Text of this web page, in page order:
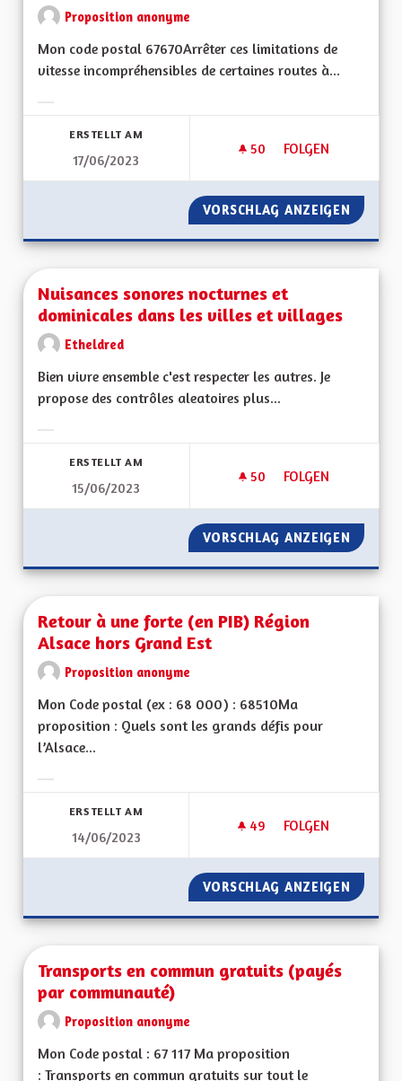
Proposition anonyme
Mon code postal 67670Arrêter ces limitations de
vitesse incompréhensibles de certaines routes à...
ERSTELLT AM
17/06/2023
50 50 FOLLOWER
FOLGEN
RÉTABLIR LA
VORSCHLAG ANZEIGEN
Nuisances sonores nocturnes et
dominicales dans les villes et villages
Etheldred
Bien vivre ensemble c'est respecter les autres. Je
propose des contrôles aleatoires plus...
ERSTELLT AM
15/06/2023
50 50 FOLLOWER
FOLGEN
NUISANCES
VORSCHLAG ANZEIGEN
Retour à une forte (en PIB) Région
Alsace hors Grand Est
Proposition anonyme
Mon Code postal (ex : 68 000) : 68510Ma
proposition : Quels sont les grands défis pour
l’Alsace...
ERSTELLT AM
14/06/2023
49 49 FOLLOWER
FOLGEN
RETOUR À UNE
VORSCHLAG ANZEIGEN
Transports en commun gratuits (payés
par communauté)
Proposition anonyme
Mon Code postal : 67 117 Ma proposition
: Transports en commun gratuits sur tout le